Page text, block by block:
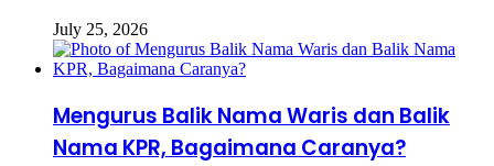
July 25, 2026
Mengurus Balik Nama Waris dan Balik
Nama KPR, Bagaimana Caranya?